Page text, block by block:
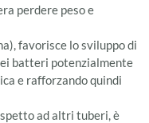
perdere peso e
favorisce lo sviluppo di
batteri potenzialmente
e rafforzando quindi
ad altri tuberi, è